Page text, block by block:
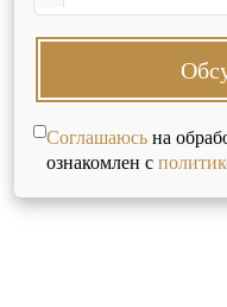
Соглашаюсьна
ознакомлен с